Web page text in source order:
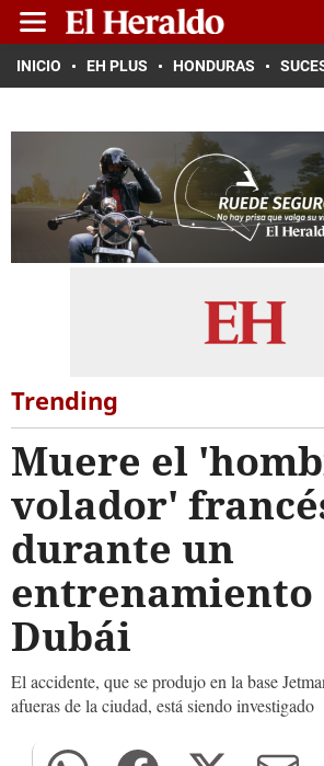
INICIO EH PLUS HONDURAS
Trending
Muere el
volador'
durante un
entrenamiento
Dubái
El accidente, que se produjo en la base
afueras de la ciudad, está siendo investigado